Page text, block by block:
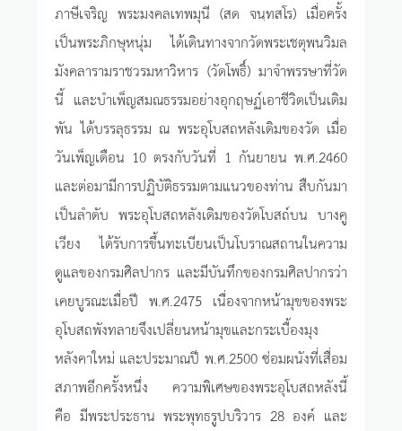
ภาษีเจริญ พระมงคลเทพมุนี (สด จนฺทสโร) เมื่อครั้ง
เป็นพระภิกษุหนุ่ม ได้เดินทางจากวัดพระเชตุพนวิมล
มังคลารามราชวรมหาวิหาร (วัดโพธิ์) มาจำพรรษาที่วัด
นี้ และบำเพ็ญสมณธรรมอย่างอุกฤษฏ์เอาชีวิตเป็นเดิม
พัน ได้บรรลุธรรม ณ พระอุโบสถหลังเดิมของวัด เมื่อ
วันเพ็ญเดือน 10 ตรงกับวันที่ 1 กันยายน พ.ศ.2460
และต่อมามีการปฏิบัติธรรมตามแนวของท่าน สืบกันมา
เป็นลำดับ พระอุโบสถหลังเดิมของวัดโบสถ์บน บางคู
เวียง ได้รับการขึ้นทะเบียนเป็นโบราณสถานในความ
ดูแลของกรมศิลปากร และมีบันทึกของกรมศิลปากรว่า
เคยบูรณะเมื่อปี พ.ศ.2475 เนื่องจากหน้ามุขของพระ
อุโบสถพังทลายจึงเปลี่ยนหน้ามุขและกระเบื้องมุง
หลังคาใหม่ และประมาณปี พ.ศ.2500 ซ่อมผนังที่เสื่อม
สภาพอีกครั้งหนึ่ง ความพิเศษของพระอุโบสถหลังนี้
คือ มีพระประธาน พระพุทธรูปบริวาร 28 องค์ และ